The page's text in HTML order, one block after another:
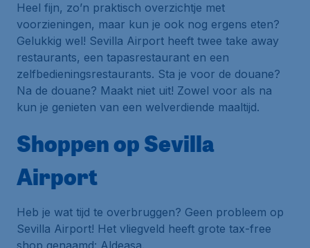
Heel fijn, zo’n praktisch overzichtje met
voorzieningen, maar kun je ook nog ergens eten?
Gelukkig wel! Sevilla Airport heeft twee take away
restaurants, een tapasrestaurant en een
zelfbedieningsrestaurants. Sta je voor de douane?
Na de douane? Maakt niet uit! Zowel voor als na
kun je genieten van een welverdiende maaltijd.
Shoppen op Sevilla
Airport
Heb je wat tijd te overbruggen? Geen probleem op
Sevilla Airport! Het vliegveld heeft grote tax-free
shop genaamd: Aldeasa.